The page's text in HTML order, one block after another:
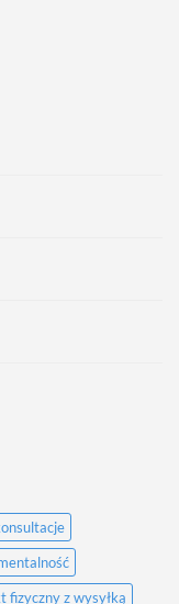
fizyczny z wysyłką